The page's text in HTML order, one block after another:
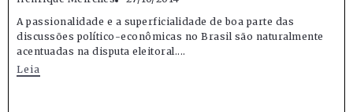
A passionalidade e a superficialidade de boa parte das
discussões político-econômicas no Brasil são naturalmente
acentuadas na disputa eleitoral....
Leia